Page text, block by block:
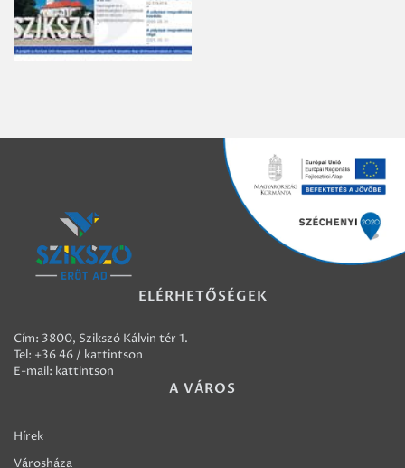
ELÉRHETŐSÉGEK
Cím: 3800, Szikszó Kálvin tér 1.
Tel: +36 46 / kattintson
E-mail: kattintson
A VÁROS
Hírek
Városháza